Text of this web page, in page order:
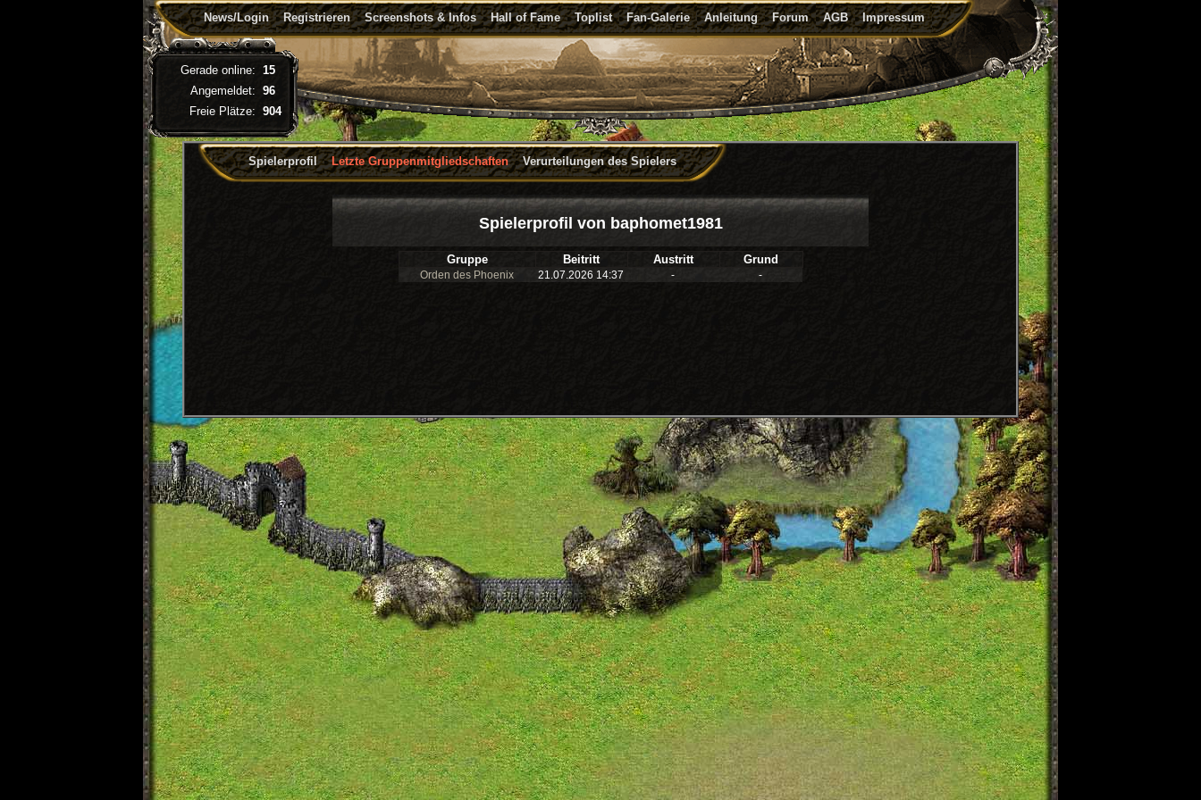
News/Login Registrieren Screenshots & Infos Hall of Fame Toplist Fan-Galerie Anleitung Forum AGB Impressum
Spielerprofil Letzte Gruppenmitgliedschaften Verurteilungen des Spielers
Spielerprofil von baphomet1981
Gruppe Beitritt Austritt Grund
Orden des Phoenix 21.07.2026 14:37 - -
Gerade online: 15
Angemeldet: 96
Freie Plätze: 904